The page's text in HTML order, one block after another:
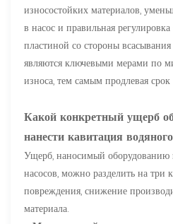
износостойких материалов,
в насос и правильная
пластиной со стороны
являются ключевыми мерами по
износа, тем самым продлевая
Какой конкретный ущерб
нанести кавитация
Ущерб, наносимый оборудованию
насосов, можно разделить на три
повреждения, снижение
материала.